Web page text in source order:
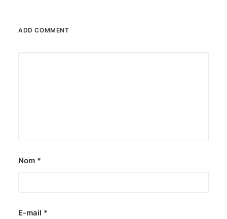
ADD COMMENT
Nom *
E-mail *